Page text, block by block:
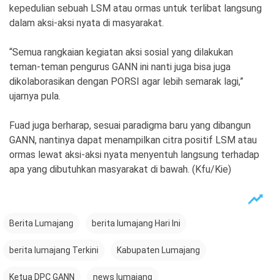
kepedulian sebuah LSM atau ormas untuk terlibat langsung
dalam aksi-aksi nyata di masyarakat.
“Semua rangkaian kegiatan aksi sosial yang dilakukan
teman-teman pengurus GANN ini nanti juga bisa juga
dikolaborasikan dengan PORSI agar lebih semarak lagi,”
ujarnya pula.
Fuad juga berharap, sesuai paradigma baru yang dibangun
GANN, nantinya dapat menampilkan citra positif LSM atau
ormas lewat aksi-aksi nyata menyentuh langsung terhadap
apa yang dibutuhkan masyarakat di bawah. (Kfu/Kie)
Berita Lumajang berita lumajang Hari Ini
berita lumajang Terkini Kabupaten Lumajang
Ketua DPC GANN news lumajang